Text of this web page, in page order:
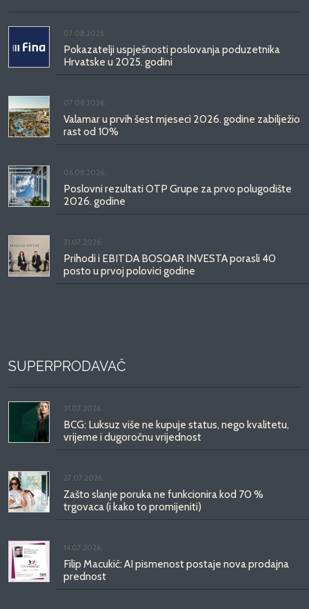
07.08.2026.
Pokazatelji uspješnosti poslovanja poduzetnika
Hrvatske u 2025. godini
07.08.2026.
Valamar u prvih šest mjeseci 2026. godine zabilježio
rast od 10%
06.08.2026.
Poslovni rezultati OTP Grupe za prvo polugodište
2026. godine
31.07.2026.
Prihodi i EBITDA BOSQAR INVESTA porasli 40
posto u prvoj polovici godine
SUPERPRODAVAČ
31.07.2026.
BCG: Luksuz više ne kupuje status, nego kvalitetu,
vrijeme i dugoročnu vrijednost
27.07.2026.
Zašto slanje poruka ne funkcionira kod 70 %
trgovaca (i kako to promijeniti)
14.07.2026.
Filip Macukić: AI pismenost postaje nova prodajna
prednost